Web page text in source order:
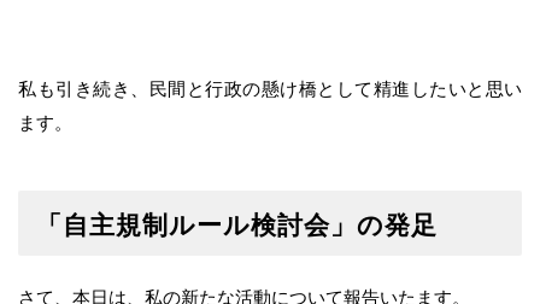
私も引き続き、民間と行政の懸け橋として精進したいと思い
ます。
「自主規制ルール検討会」の発足
さて、本日は、私の新たな活動について報告いたます。